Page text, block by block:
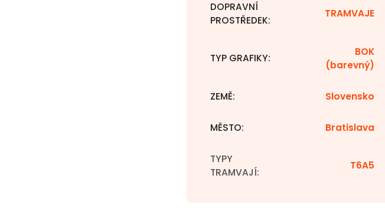
DOPRAVNÍ
PROSTŘEDEK:
TRAMVAJE
TYP GRAFIKY:
BOK
(barevný)
ZEMĚ: Slovensko
MĚSTO: Bratislava
TYPY
TRAMVAJÍ:
T6A5